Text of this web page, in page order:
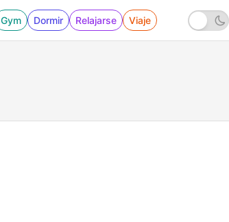
Gym Dormir Relajarse Viaje